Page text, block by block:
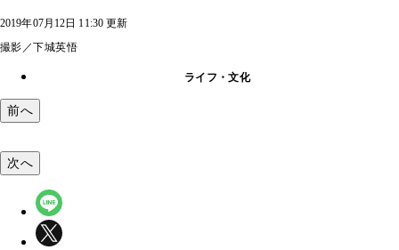
2019年07月12日 11:30 更新
撮影／下城英悟
ライフ・文化
前へ
次へ